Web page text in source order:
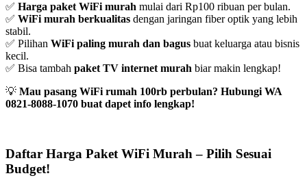
✅ Harga paket WiFi murah mulai dari Rp100 ribuan per bulan.
✅ WiFi murah berkualitas dengan jaringan fiber optik yang lebih
stabil.
✅ Pilihan WiFi paling murah dan bagus buat keluarga atau bisnis
kecil.
✅ Bisa tambah paket TV internet murah biar makin lengkap!
💡 Mau pasang WiFi rumah 100rb perbulan? Hubungi WA
0821-8088-1070 buat dapet info lengkap!
Daftar Harga Paket WiFi Murah – Pilih Sesuai
Budget!